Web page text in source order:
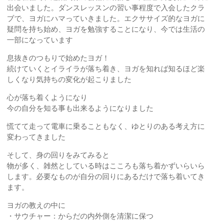
出会いました。ダンスレッスンの習い事程度で入会したクラ
ブで、ヨガにハマっていきました。エクササイズ的なヨガに
疑問を持ち始め、ヨガを勉強することになり、今では生活の
一部になっています
息抜きのつもりで始めたヨガ！
続けていくとイライラが落ち着き、ヨガを知れば知るほど楽
しくなり気持ちの変化が起こりました
心が落ち着くようになり
今の自分を知る事も出来るようになりました
慌てて走って電車に乗ることもなく、ゆとりのある考え方に
変わってきました
そして、身の回りをみてみると
物が多く、雑然としている時はこころも落ち着かずいらいら
します。必要なものが自分の回りにあるだけで落ち着いてき
ます。
ヨガの教えの中に
・サウチャー：からだの内外側を清潔に保つ